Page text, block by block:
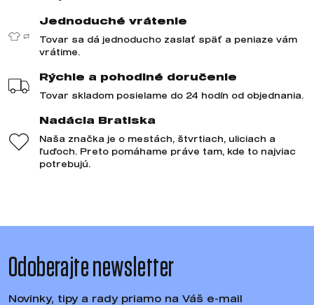
Jednoduché vrátenie
Tovar sa dá jednoducho zaslať späť a peniaze vám
vrátime.
Rýchle a pohodlné doručenie
Tovar skladom posielame do 24 hodín od objednania.
Nadácia Bratiska
Naša značka je o mestách, štvrtiach, uliciach a
ľuďoch. Preto pomáhame práve tam, kde to najviac
potrebujú.
Odoberajte newsletter
Novinky, tipy a rady priamo na Váš e-mail